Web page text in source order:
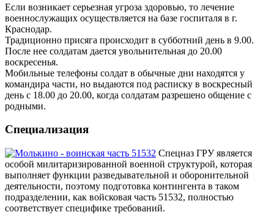
Если возникает серьезная угроза здоровью, то лечение
военнослужащих осуществляется на базе госпиталя в г.
Краснодар.
Традиционно присяга происходит в субботний день в 9.00.
После нее солдатам дается увольнительная до 20.00
воскресенья.
Мобильные телефоны солдат в обычные дни находятся у
командира части, но выдаются под расписку в воскресный
день с 18.00 до 20.00, когда солдатам разрешено общение с
родными.
Специализация
Спецназ ГРУ является
особой милитаризированной военной структурой, которая
выполняет функции разведывательной и оборонительной
деятельности, поэтому подготовка контингента в таком
подразделении, как войсковая часть 51532, полностью
соответствует специфике требований.